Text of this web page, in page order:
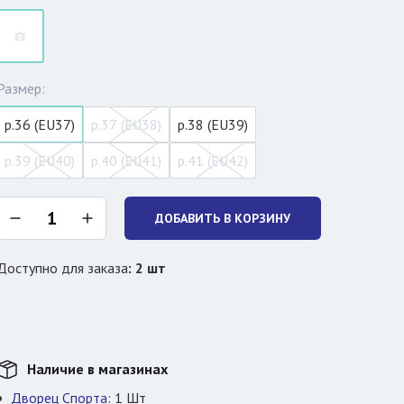
р.36 (EU37)
р.37 (EU38)
р.38 (EU39)
р.39 (EU40)
р.40 (EU41) р.41 (EU42)
ДОБАВИТЬ В КОРЗИНУ
для заказа: 2 шт
Наличие в магазинах
Дворец Спорта: 1 Шт